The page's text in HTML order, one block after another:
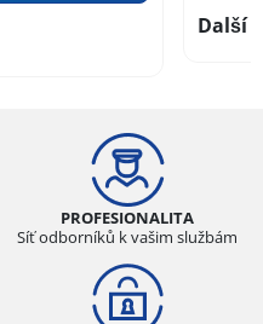
Další
PROFESIONALITA
Síť odborníků k vašim službám